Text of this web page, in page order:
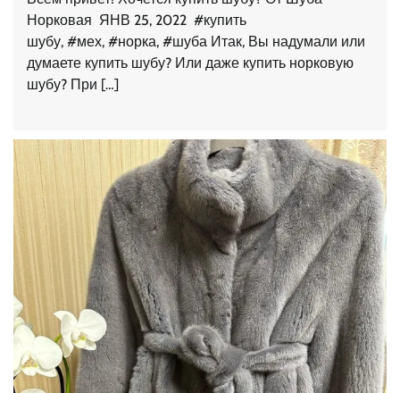
Норковая ЯНВ 25, 2022 #купить
шубу, #мех, #норка, #шуба Итак, Вы надумали или
думаете купить шубу? Или даже купить норковую
шубу? При […]